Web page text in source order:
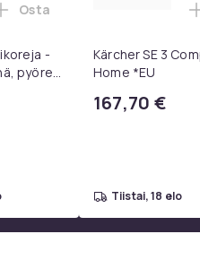
/ -sovitin 1080P Universal
-
pyöreä
Lisää 2 kpl pyöriviä
Osta
Kärcher SE 3
Home *EU
167,70 €
tiistai, 18 elo